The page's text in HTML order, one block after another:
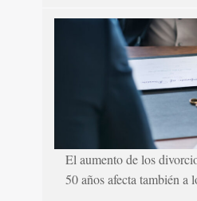
El aumento de los
50 años afecta también a